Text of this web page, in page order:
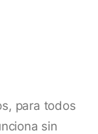
para todos
sin